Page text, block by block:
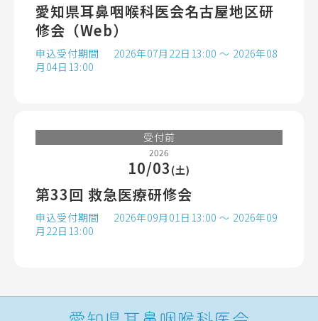
愛知県耳鼻咽喉科医会名古屋地区研
修会（Web）
申込受付期間
2026年07月22日13:00 ～ 2026年08
月04日13:00
受付前
2026
10/03 (土)
第33回 救急医療研修会
申込受付期間
2026年09月01日13:00 ～ 2026年09
月22日13:00